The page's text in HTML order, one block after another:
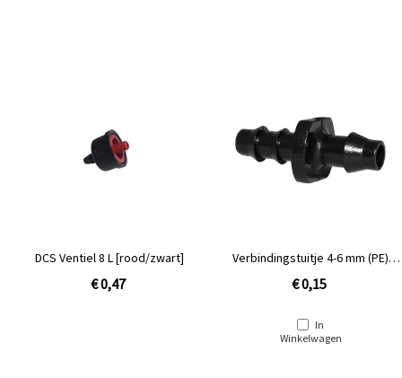
DCS Ventiel 8 L [rood/zwart]
€ 0,47
Verbindingstuitje 4-6 mm (PE)
€ 0,15
In
Winkelwagen